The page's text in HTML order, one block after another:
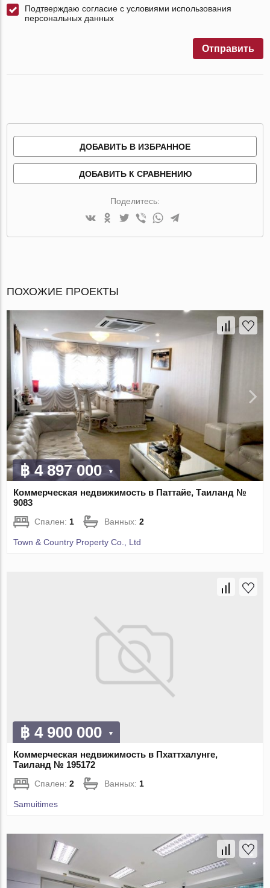
Подтверждаю согласие с условиями использования
персональных данных
Отправить
ДОБАВИТЬ В ИЗБРАННОЕ
ДОБАВИТЬ К СРАВНЕНИЮ
Поделитесь:
ПОХОЖИЕ ПРОЕКТЫ
฿ 4 897 000
Коммерческая недвижимость в Паттайе, Таиланд №
9083
Спален:1 Ванных:2
Town & Country Property Co., Ltd
฿ 4 900 000
Коммерческая недвижимость в Пхаттхалунге,
Таиланд № 195172
Спален:2 Ванных: 1
Samuitimes